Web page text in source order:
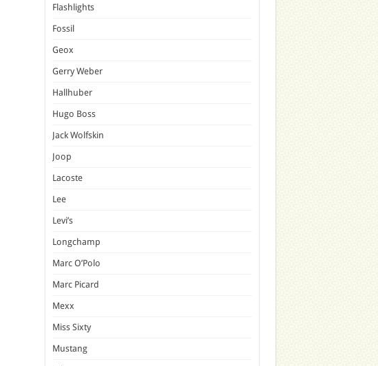
Flashlights
Fossil
Geox
Gerry Weber
Hallhuber
Hugo Boss
Jack Wolfskin
Joop
Lacoste
Lee
Levi’s
Longchamp
Marc O’Polo
Marc Picard
Mexx
Miss Sixty
Mustang